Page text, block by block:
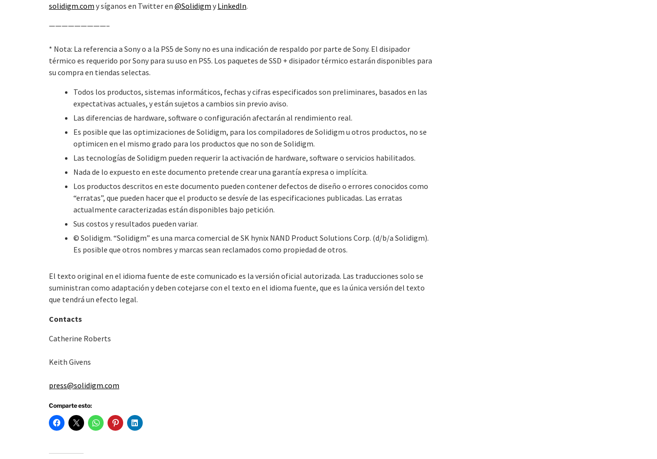
solidigm.com y síganos en Twitter en @Solidigm y LinkedIn.
—————————–
* Nota: La referencia a Sony o a la PS5 de Sony no es una indicación de respaldo por parte de Sony. El disipador
térmico es requerido por Sony para su uso en PS5. Los paquetes de SSD + disipador térmico estarán disponibles para
su compra en tiendas selectas.
Todos los productos, sistemas informáticos, fechas y cifras especificados son preliminares, basados en las
expectativas actuales, y están sujetos a cambios sin previo aviso.
Las diferencias de hardware, software o configuración afectarán al rendimiento real.
Es posible que las optimizaciones de Solidigm, para los compiladores de Solidigm u otros productos, no se
optimicen en el mismo grado para los productos que no son de Solidigm.
Las tecnologías de Solidigm pueden requerir la activación de hardware, software o servicios habilitados.
Nada de lo expuesto en este documento pretende crear una garantía expresa o implícita.
Los productos descritos en este documento pueden contener defectos de diseño o errores conocidos como
“erratas”, que pueden hacer que el producto se desvíe de las especificaciones publicadas. Las erratas
actualmente caracterizadas están disponibles bajo petición.
Sus costos y resultados pueden variar.
© Solidigm. “Solidigm” es una marca comercial de SK hynix NAND Product Solutions Corp. (d/b/a Solidigm).
Es posible que otros nombres y marcas sean reclamados como propiedad de otros.
El texto original en el idioma fuente de este comunicado es la versión oficial autorizada. Las traducciones solo se
suministran como adaptación y deben cotejarse con el texto en el idioma fuente, que es la única versión del texto
que tendrá un efecto legal.
Contacts
Catherine Roberts
Keith Givens
press@solidigm.com
Comparte esto: